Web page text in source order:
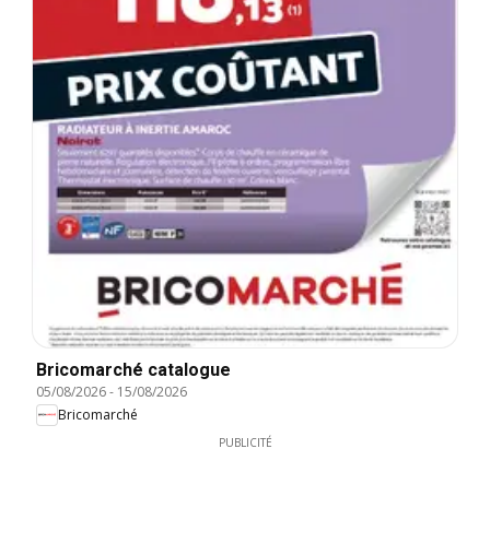
Bricomarché catalogue
05/08/2026- 15/08/2026
Bricomarché
PUBLICITÉ